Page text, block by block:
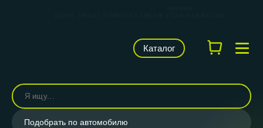
Каталог
Подобрать по автомобилю